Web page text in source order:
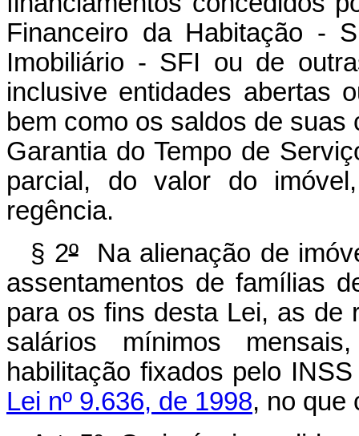
Financeiro da Habitação -
Imobiliário - SFI ou de
inclusive entidades abertas
bem como os saldos de
Garantia do Tempo de
parcial, do valor do
regência.
§ 2ºNa alienação de
assentamentos de famílias
para os fins desta Lei, as de
salários mínimos
habilitação fixados pelo
Lei nº 9.636, de 1998, no que